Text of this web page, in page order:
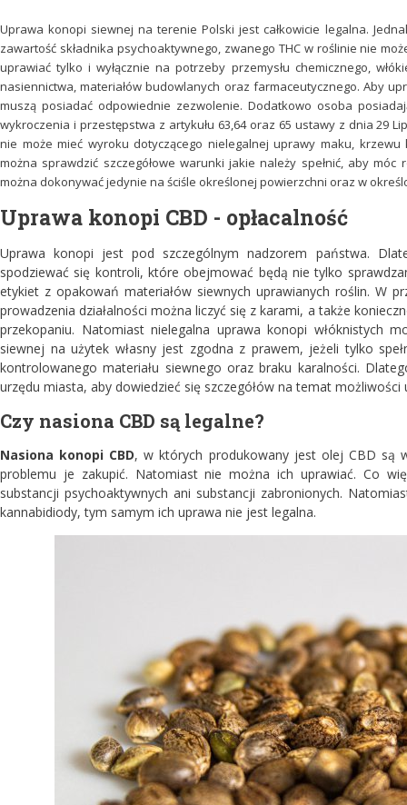
Uprawa konopi siewnej na terenie Polski jest całkowicie legalna.
zawartość składnika psychoaktywnego, zwanego THC w roślinie nie
uprawiać tylko i wyłącznie na potrzeby przemysłu chemicznego,
nasiennictwa, materiałów budowlanych oraz farmaceutycznego. Aby
muszą posiadać odpowiednie zezwolenie. Dodatkowo osoba
wykroczenia i przestępstwa z artykułu 63,64 oraz 65 ustawy z dnia 29
nie może mieć wyroku dotyczącego nielegalnej uprawy maku,
można sprawdzić szczegółowe warunki jakie należy spełnić, aby
można dokonywać jedynie na ściśle określonej powierzchni oraz w
Uprawa konopi CBD - opłacalność
Uprawa konopi jest pod szczególnym nadzorem państwa.
spodziewać się kontroli, które obejmować będą nie tylko
etykiet z opakowań materiałów siewnych uprawianych roślin. W
prowadzenia działalności można liczyć się z karami, a także
przekopaniu. Natomiast nielegalna uprawa konopi włóknistych
siewnej na użytek własny jest zgodna z prawem, jeżeli tylko
kontrolowanego materiału siewnego oraz braku karalności.
urzędu miasta, aby dowiedzieć się szczegółów na temat możliwości
Czy nasiona CBD są legalne?
Nasiona konopi CBD, w których produkowany jest olej CBD są
problemu je zakupić. Natomiast nie można ich uprawiać. Co
substancji psychoaktywnych ani substancji zabronionych.
kannabidiody, tym samym ich uprawa nie jest legalna.